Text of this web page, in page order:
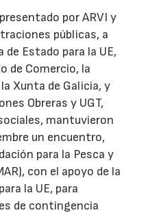
por ARVI y
públicas, a
Estado para la UE,
de Comercio, la
Xunta de Galicia, y
Obreras y UGT,
mantuvieron
un encuentro,
para la Pesca y
con el apoyo de la
la UE, para
de contingencia